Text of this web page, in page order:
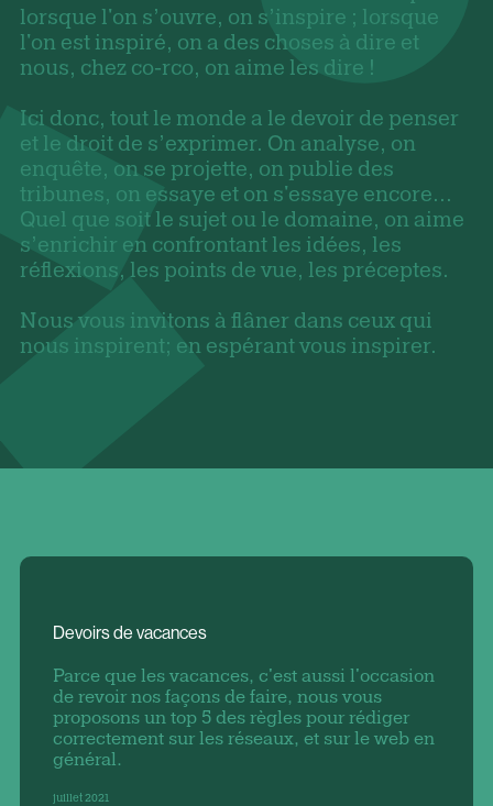
lorsque l'on s’ouvre, on s’inspire ; lorsque
l'on est inspiré, on a des choses à dire et
nous, chez co-rco, on aime les dire !
Ici donc, tout le monde a le devoir de penser
et le droit de s’exprimer. On analyse, on
enquête, on se projette, on publie des
tribunes, on essaye et on s'essaye encore...
Quel que soit le sujet ou le domaine, on aime
s’enrichir en confrontant les idées, les
réflexions, les points de vue, les préceptes.
Nous vous invitons à flâner dans ceux qui
nous inspirent; en espérant vous inspirer.
Devoirs de vacances
Parce que les vacances, c'est aussi l'occasion
de revoir nos façons de faire, nous vous
proposons un top 5 des règles pour rédiger
correctement sur les réseaux, et sur le web en
général.
juillet 2021